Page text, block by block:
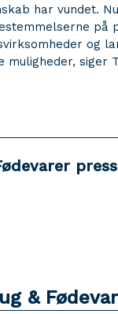
har vundet.
på
og
muligheder, siger
&